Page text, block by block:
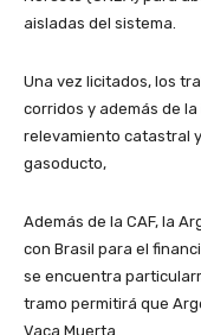
aisladas del sistema.
Una vez licitados, los
corridos y además de
relevamiento catastral
gasoducto,
Además de la CAF, la
con Brasil para el
se encuentra
tramo permitirá que
Vaca Muerta.